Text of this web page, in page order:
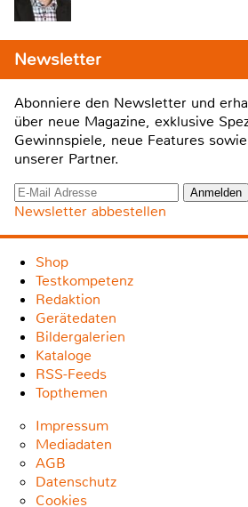
Newsletter
Abonniere den Newsletter und
über neue Magazine, exklusive
Gewinnspiele, neue Features
unserer Partner.
Newsletter abbestellen
Shop
Testkompetenz
Redaktion
Gerätedaten
Bildergalerien
Kataloge
RSS-Feeds
Topthemen
Impressum
Mediadaten
AGB
Datenschutz
Cookies